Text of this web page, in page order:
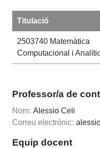
Titulació
2503740Matemàtica
Computacional i
Professor/a de
Nom: Alessio Celi
Correu electrònic:
Equip docent